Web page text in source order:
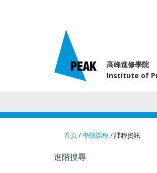
高峰進修學院
Institute of
You are here
首頁/學院課程 / 課程資訊
進階搜尋